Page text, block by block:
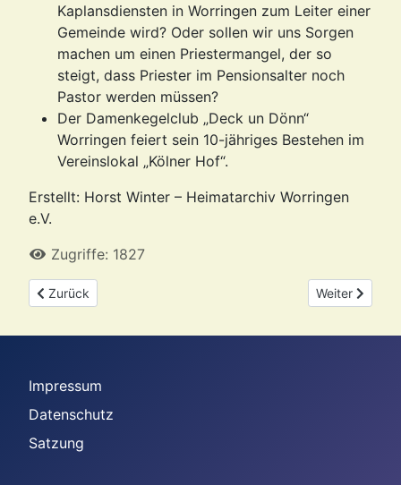
Kaplansdiensten in Worringen zum Leiter einer
Gemeinde wird? Oder sollen wir uns Sorgen
machen um einen Priestermangel, der so
steigt, dass Priester im Pensionsalter noch
Pastor werden müssen?
Der Damenkegelclub „Deck un Dönn“
Worringen feiert sein 10-jähriges Bestehen im
Vereinslokal „Kölner Hof“.
Erstellt: Horst Winter – Heimatarchiv Worringen
e.V.
Zugriffe: 1827
Vorheriger Beitrag: Was stand im Juni 1977 über Worringen im
Zurück Nächster
Weiter
Impressum
Datenschutz
Satzung